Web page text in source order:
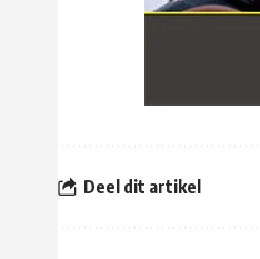
Deel dit artikel